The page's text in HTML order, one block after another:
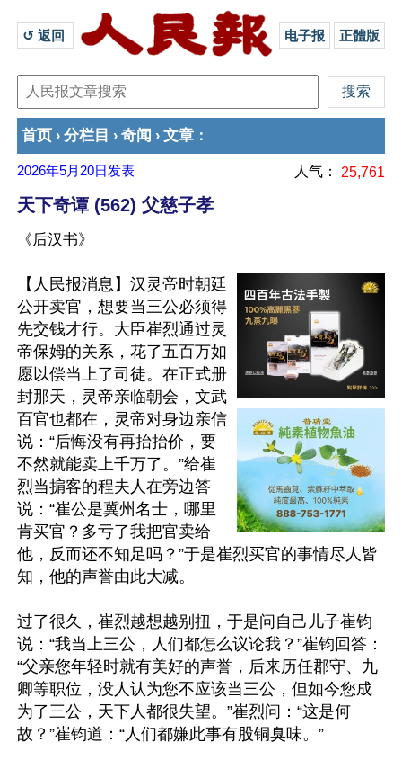
↺ 返回 电子报 正體版
首页 › 分栏目 › 奇闻 › 文章 ：
2026年5月20日 发表 人气： 25,761
天下奇谭 (562) 父慈子孝
《后汉书》
【人民报消息】汉灵帝时朝廷
公开卖官，想要当三公必须得
先交钱才行。大臣崔烈通过灵
帝保姆的关系，花了五百万如
愿以偿当上了司徒。在正式册
封那天，灵帝亲临朝会，文武
百官也都在，灵帝对身边亲信
说：“后悔没有再抬抬价，要
不然就能卖上千万了。”给崔
烈当掮客的程夫人在旁边答
说：“崔公是冀州名士，哪里
肯买官？多亏了我把官卖给
他，反而还不知足吗？”于是崔烈买官的事情尽人皆
知，他的声誉由此大减。
过了很久，崔烈越想越别扭，于是问自己儿子崔钧
说：“我当上三公，人们都怎么议论我？”崔钧回答：
“父亲您年轻时就有美好的声誉，后来历任郡守、九
卿等职位，没人认为您不应该当三公，但如今您成
为了三公，天下人都很失望。”崔烈问：“这是何
故？”崔钧道：“人们都嫌此事有股铜臭味。”